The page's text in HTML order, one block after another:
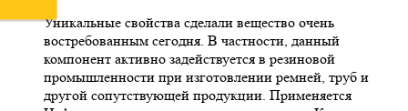
Уникальные свойства сделали вещество очень
востребованным сегодня. В частности, данный
компонент активно задействуется в резиновой
промышленности при изготовлении ремней, труб и
другой сопутствующей продукции. Применяется